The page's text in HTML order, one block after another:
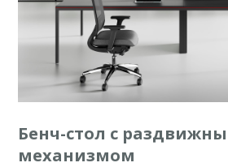
Бенч-стол с
механизмом